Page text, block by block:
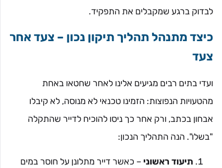
לבדוק ברגע שמקבלים את התפקיד.
כיצד מתנהל תהליך תיקון נכון – צעד אחר
צעד
ועדי בתים רבים מגיעים אלינו לאחר שחטאו באחת
מהטעויות הנפוצות: הזמינו טכנאי לא מנוסה, לא קיבלו
אבחון בכתב, ורק אחר כך ניסו להוכיח לדייר שהתקלה
"בשלו". הנה התהליך הנכון:
תיעוד ראשוני – כאשר דייר מתלונן על חוסר במים